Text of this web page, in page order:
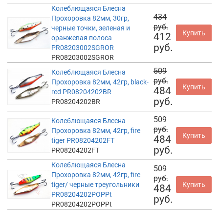
Колеблющаяся Блесна
Прохоровка 82мм, 30гр,
черные точки, зеленая и
оранжевая полоса
PR08203002SGROR
PR08203002SGROR
434
руб.
412
руб.
Купить
Колеблющаяся Блесна
Прохоровка 82мм, 42гр, black-
red PR08204202BR
PR08204202BR
509
руб.
484
руб.
Купить
Колеблющаяся Блесна
Прохоровка 82мм, 42гр, fire
tiger PR08204202FT
PR08204202FT
509
руб.
484
руб.
Купить
Колеблющаяся Блесна
Прохоровка 82мм, 42гр, fire
tiger/ черные треугольники
PR08204202POPPt
PR08204202POPPt
509
руб.
484
руб.
Купить